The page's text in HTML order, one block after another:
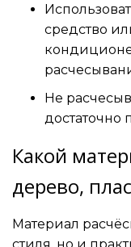
средство
Не
достаточно
Какой
дерево,
Материал